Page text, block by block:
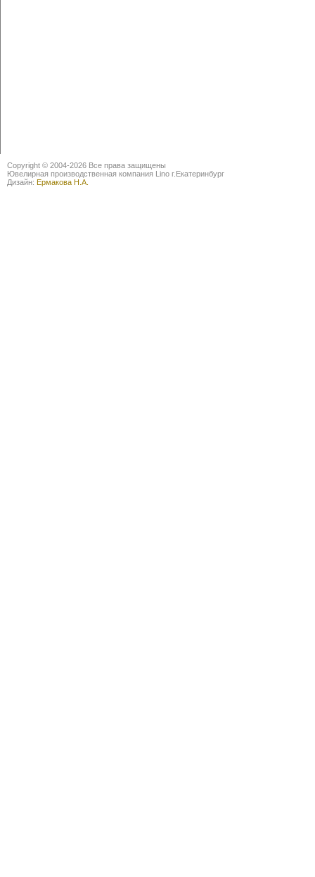
Copyright © 2004-2026 Все права защищены
Ювелирная производственная компания Lino г.Екатеринбург
Дизайн: Ермакова Н.А.